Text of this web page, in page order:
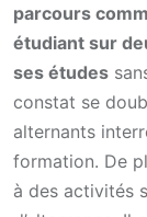
parcours
étudiant sur
ses études
constat se
alternants
formation. De
à des activités